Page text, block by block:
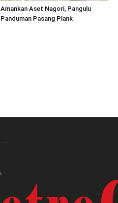
Amankan Aset Nagori, Pangulu
Panduman Pasang Plank